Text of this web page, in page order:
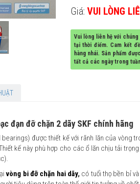
Giá: VUI LÒNG
Vui lòng liên hệ với
tại thời điểm. Cam kết
hàng nhái. Sản phẩm
tất cả các ngày trong
đạn đỡ chặn 2 dãy SKF chính hãng
được thiết kế với rãnh lăn của vòng
kế này phù hợp cho các ổ lăn chịu tải
vòng bi đỡ chặn hai dãy, có tuổi thọ bền bỉ